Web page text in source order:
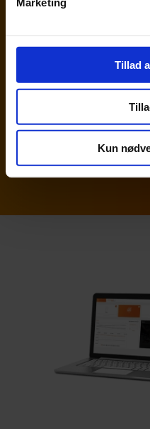
Tillad
Kun
Køb eller
Planlæg dit